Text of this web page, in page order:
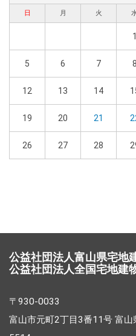
日 月 火
1
5 6 7 8
12 13 14
19 20 21
26 27 28
公益社団法人富山県宅地
公益社団法人全国宅地建
〒930-0033
富山市元町2丁目3番11号 富